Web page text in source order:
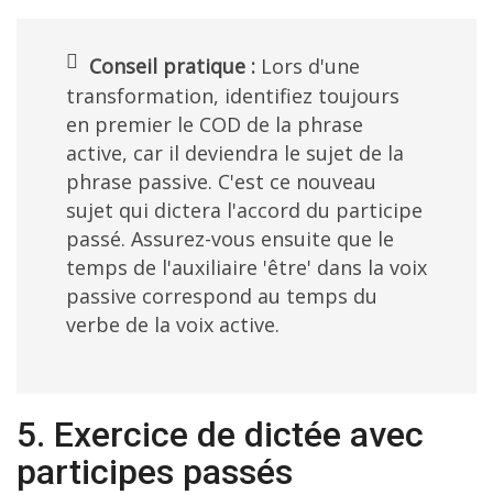
Conseil pratique : Lors d'une
transformation, identifiez toujours
en premier le COD de la phrase
active, car il deviendra le sujet de la
phrase passive. C'est ce nouveau
sujet qui dictera l'accord du participe
passé. Assurez-vous ensuite que le
temps de l'auxiliaire 'être' dans la voix
passive correspond au temps du
verbe de la voix active.
5. Exercice de dictée avec
participes passés